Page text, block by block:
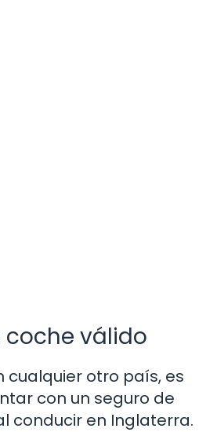
coche válido
cualquier otro país, es
con un seguro de
conducir en Inglaterra.